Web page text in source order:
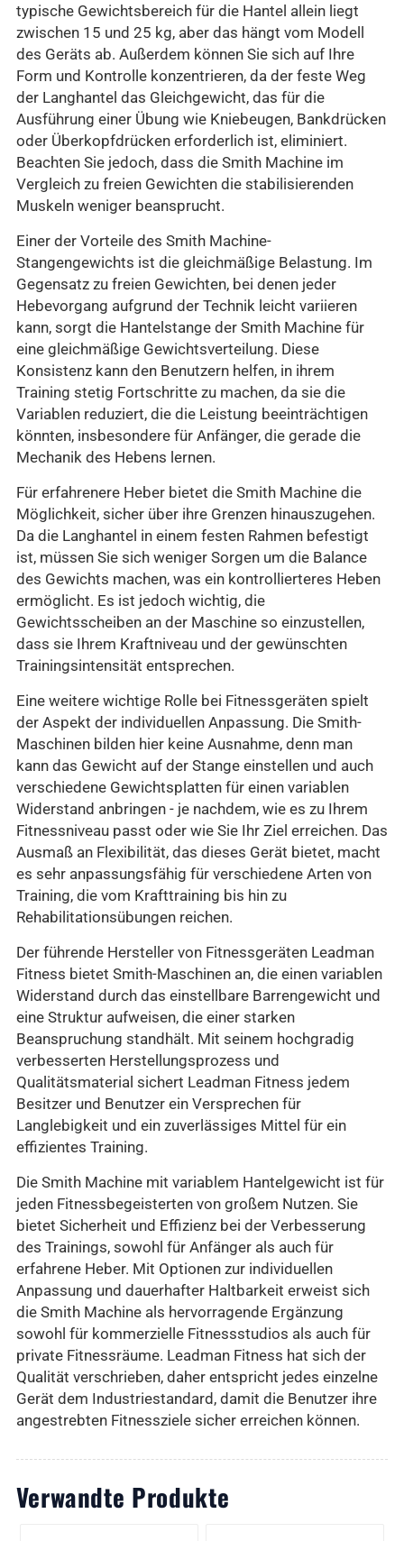
typische Gewichtsbereich für die Hantel allein liegt
zwischen 15 und 25 kg, aber das hängt vom Modell
des Geräts ab. Außerdem können Sie sich auf Ihre
Form und Kontrolle konzentrieren, da der feste Weg
der Langhantel das Gleichgewicht, das für die
Ausführung einer Übung wie Kniebeugen, Bankdrücken
oder Überkopfdrücken erforderlich ist, eliminiert.
Beachten Sie jedoch, dass die Smith Machine im
Vergleich zu freien Gewichten die stabilisierenden
Muskeln weniger beansprucht.
Einer der Vorteile des Smith Machine-
Stangengewichts ist die gleichmäßige Belastung. Im
Gegensatz zu freien Gewichten, bei denen jeder
Hebevorgang aufgrund der Technik leicht variieren
kann, sorgt die Hantelstange der Smith Machine für
eine gleichmäßige Gewichtsverteilung. Diese
Konsistenz kann den Benutzern helfen, in ihrem
Training stetig Fortschritte zu machen, da sie die
Variablen reduziert, die die Leistung beeinträchtigen
könnten, insbesondere für Anfänger, die gerade die
Mechanik des Hebens lernen.
Für erfahrenere Heber bietet die Smith Machine die
Möglichkeit, sicher über ihre Grenzen hinauszugehen.
Da die Langhantel in einem festen Rahmen befestigt
ist, müssen Sie sich weniger Sorgen um die Balance
des Gewichts machen, was ein kontrollierteres Heben
ermöglicht. Es ist jedoch wichtig, die
Gewichtsscheiben an der Maschine so einzustellen,
dass sie Ihrem Kraftniveau und der gewünschten
Trainingsintensität entsprechen.
Eine weitere wichtige Rolle bei Fitnessgeräten spielt
der Aspekt der individuellen Anpassung. Die Smith-
Maschinen bilden hier keine Ausnahme, denn man
kann das Gewicht auf der Stange einstellen und auch
verschiedene Gewichtsplatten für einen variablen
Widerstand anbringen - je nachdem, wie es zu Ihrem
Fitnessniveau passt oder wie Sie Ihr Ziel erreichen. Das
Ausmaß an Flexibilität, das dieses Gerät bietet, macht
es sehr anpassungsfähig für verschiedene Arten von
Training, die vom Krafttraining bis hin zu
Rehabilitationsübungen reichen.
Der führende Hersteller von Fitnessgeräten Leadman
Fitness bietet Smith-Maschinen an, die einen variablen
Widerstand durch das einstellbare Barrengewicht und
eine Struktur aufweisen, die einer starken
Beanspruchung standhält. Mit seinem hochgradig
verbesserten Herstellungsprozess und
Qualitätsmaterial sichert Leadman Fitness jedem
Besitzer und Benutzer ein Versprechen für
Langlebigkeit und ein zuverlässiges Mittel für ein
effizientes Training.
Die Smith Machine mit variablem Hantelgewicht ist für
jeden Fitnessbegeisterten von großem Nutzen. Sie
bietet Sicherheit und Effizienz bei der Verbesserung
des Trainings, sowohl für Anfänger als auch für
erfahrene Heber. Mit Optionen zur individuellen
Anpassung und dauerhafter Haltbarkeit erweist sich
die Smith Machine als hervorragende Ergänzung
sowohl für kommerzielle Fitnessstudios als auch für
private Fitnessräume. Leadman Fitness hat sich der
Qualität verschrieben, daher entspricht jedes einzelne
Gerät dem Industriestandard, damit die Benutzer ihre
angestrebten Fitnessziele sicher erreichen können.
Verwandte Produkte